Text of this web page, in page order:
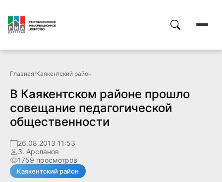
Главная/Каякентский район
В Каякентском районе прошло
совещание педагогической
общественности
26.08.2013 11:53
З. Арсланов
1759 просмотров
Каякентский район